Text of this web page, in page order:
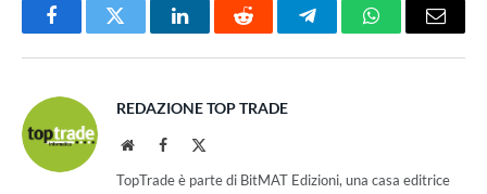
FacebookTwitter LinkedInReddit TelegramWhatsAppEmail
REDAZIONE TOP TRADE
WebsiteFacebook
TopTrade è parte di BitMAT Edizioni, una casa editrice